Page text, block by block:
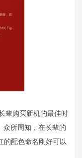
辈购买新机的最佳时
众所周知，在长辈的
的配色命名刚好可以